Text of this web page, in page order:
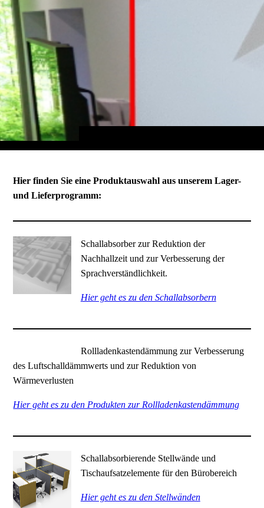
Hier finden Sie eine Produktauswahl aus unserem Lager-
und Lieferprogramm:
Schallabsorber zur Reduktion der
Nachhallzeit und zur Verbesserung der
Sprachverständlichkeit.
Hier geht es zu den Schallabsorbern
Rollladenkastendämmung zur Verbesserung
des Luftschalldämmwerts und zur Reduktion von
Wärmeverlusten
Hier geht es zu den Produkten zur Rollladenkastendämmung
Schallabsorbierende Stellwände und
Tischaufsatzelemente für den Bürobereich
Hier geht es zu den Stellwänden